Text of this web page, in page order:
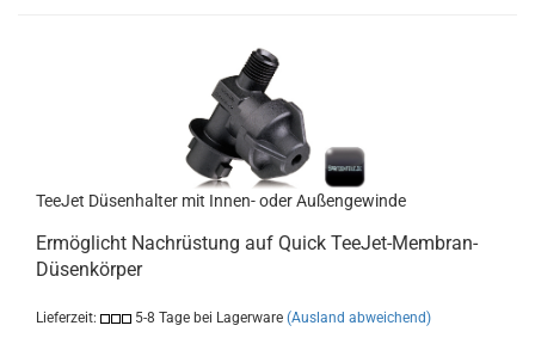
TeeJet Düsenhalter mit Innen- oder Außengewinde
Ermöglicht Nachrüstung auf Quick TeeJet-Membran-
Düsenkörper
Lieferzeit: 5-8 Tage bei Lagerware (Ausland abweichend)